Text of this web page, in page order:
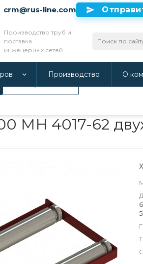
Если вы продолжаете использовать
Политикой конфиденциальности
crm@rus-line.com
Производство труб и
поставка
инженерных сетей
Производство О
МН 4017-62